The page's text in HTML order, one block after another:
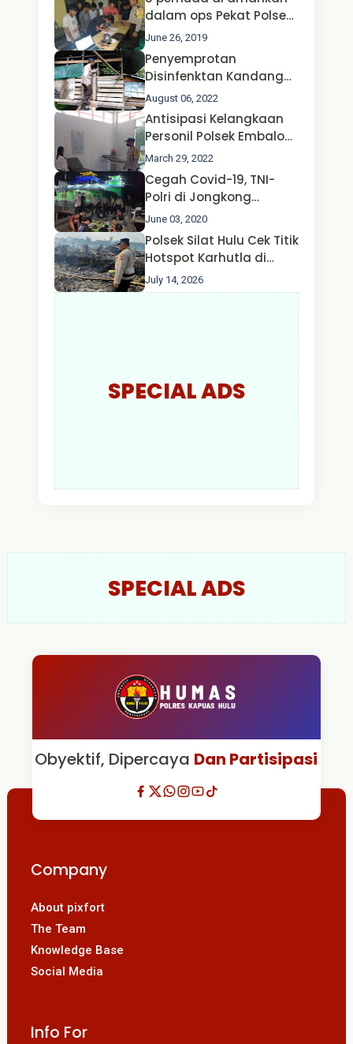
Kapolri dan Menteri
Perhubungan
dalam ops Pekat Polsek
Jongkong
June 26, 2019
Penyemprotan
Disinfenktan Kandang
Ternak Kambing warga
Oleh Satgas Ops Aman
Nusa II Polda Kalbar*
August 06, 2022
Antisipasi Kelangkaan
Personil Polsek Embaloh
Hulu Gencar Lakukan
Pengecekan Oksigen
March 29, 2022
Cegah Covid-19, TNI-
Polri di Jongkong
Himbau Masyarakat
Jangan Kumpul Hinga
Larut Malam.
June 03, 2020
Polsek Silat Hulu Cek Titik
Hotspot Karhutla di
Desa Nanga Dangkan,
Api Ditemukan Sudah
July 14, 2026
SPECIAL ADS
SPECIAL ADS
Obyektif, Dipercaya Dan Partisipasi
Company
About pixfort
The Team
Knowledge Base
Social Media
Info For